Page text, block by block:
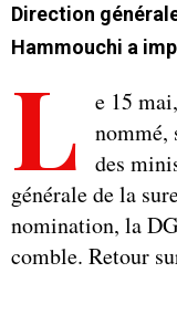
Direction
Hammouchi a
L
e 15
nommé,
des
générale de la
nomination, la
comble. Retour